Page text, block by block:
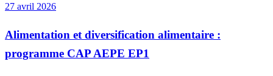
27 avril 2026
Alimentation et diversification alimentaire :
programme CAP AEPE EP1